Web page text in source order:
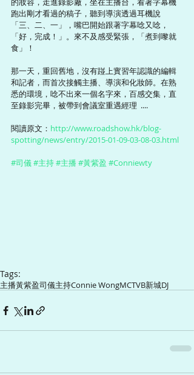
跑出剛才看過的稿子，聽到導演透過耳機說
「三、二、一」，嘴巴開始跟著字幕唸又唸，
「好，完成！」。來不及感受緊張，「煮到嚟就
食」！
那一天，重回舊地，沒有踫上實習年認識的編輯
和記者，而首次接觸主播、導演和化妝師。在熟
悉的環境，唸不出來一個名字來，百感交集，直
至錄影完畢，被帶到會議室重遇經理  ....
閱讀原文： http://www.roadshow.hk/blog-
spotting/news/entry/2015-01-09-03-08-03.html
#司儀#主持#主播 #黃紫盈 #Conniewty
Tags:
主播黃紫盈司儀主持Connie WongMCTVB新城DJ